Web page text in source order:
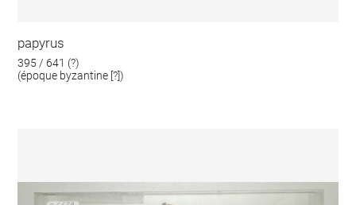
papyrus
395 / 641 (?)
(époque byzantine [?])